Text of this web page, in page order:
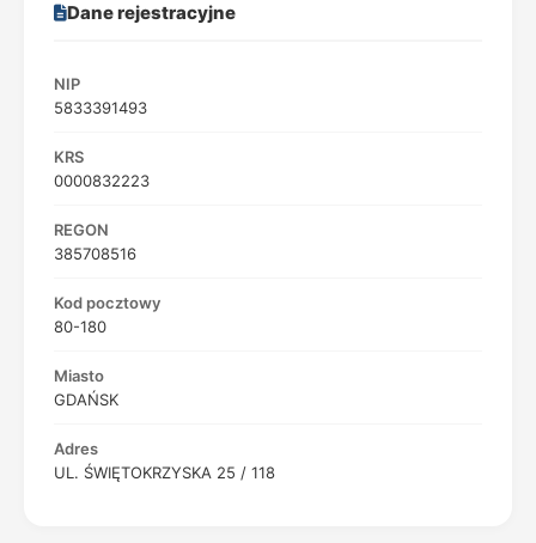
Dane rejestracyjne
NIP
5833391493
KRS
0000832223
REGON
385708516
Kod pocztowy
80-180
Miasto
GDAŃSK
Adres
UL. ŚWIĘTOKRZYSKA 25 / 118